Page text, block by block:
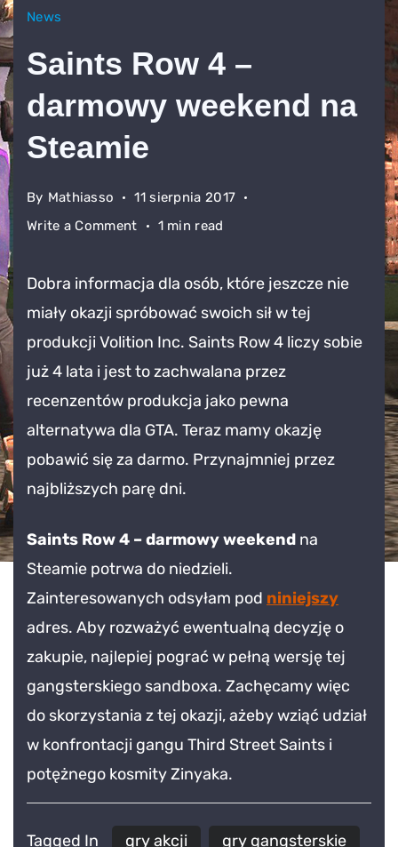
News
Saints Row 4 –
darmowy weekend na
Steamie
By Mathiasso
11 sierpnia 2017
Write a Commenton
4
–
darmowy
weekend
1 min read
Dobra informacja dla osób, które jeszcze nie
miały okazji spróbować swoich sił w tej
produkcji Volition Inc. Saints Row 4 liczy sobie
już 4 lata i jest to zachwalana przez
recenzentów produkcja jako pewna
alternatywa dla GTA. Teraz mamy okazję
pobawić się za darmo. Przynajmniej przez
najbliższych parę dni.
Saints Row 4 – darmowy weekend na
Steamie potrwa do niedzieli.
Zainteresowanych odsyłam pod niniejszy
adres. Aby rozważyć ewentualną decyzję o
zakupie, najlepiej pograć w pełną wersję tej
gangsterskiego sandboxa. Zachęcamy więc
do skorzystania z tej okazji, ażeby wziąć udział
w konfrontacji gangu Third Street Saints i
potężnego kosmity Zinyaka.
Tagged In gry akcji gry gangsterskie